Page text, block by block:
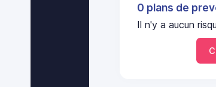
0 plans de
Il n'y a aucun